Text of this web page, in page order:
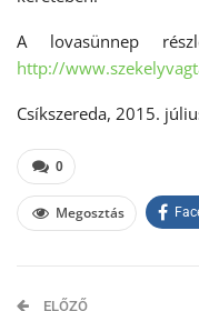
A lovasünnep
http://
Csíkszereda, 2015.
0
Megosztás
ELŐZŐ